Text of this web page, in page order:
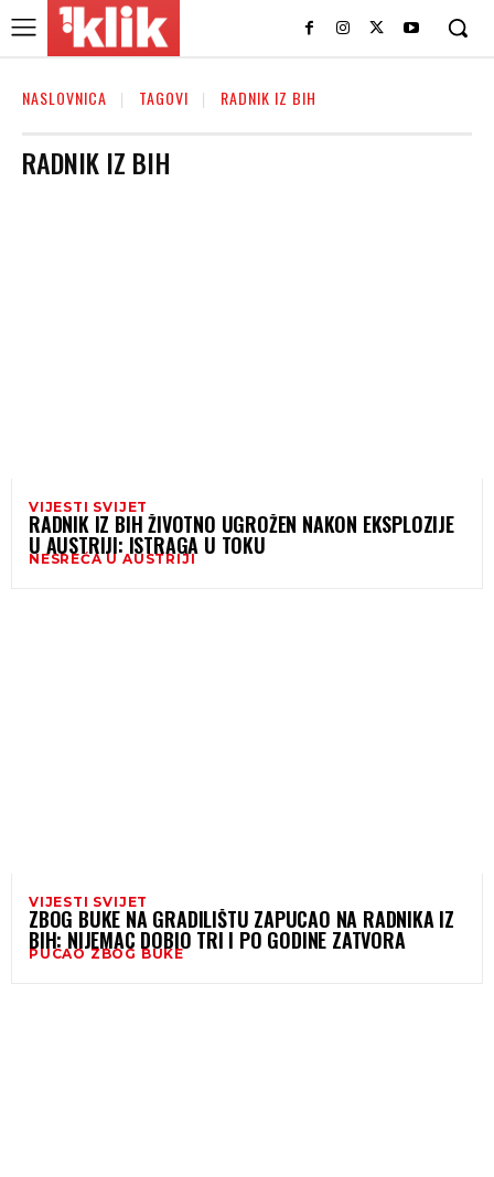
NASLOVNICA TAGOVI RADNIK IZ BIH
RADNIK IZ BIH
VIJESTI SVIJET
RADNIK IZ BIH ŽIVOTNO UGROŽEN NAKON EKSPLOZIJE
U AUSTRIJI: ISTRAGA U TOKU
NESREĆA U AUSTRIJI
VIJESTI SVIJET
ZBOG BUKE NA GRADILIŠTU ZAPUCAO NA RADNIKA IZ
BIH: NIJEMAC DOBIO TRI I PO GODINE ZATVORA
PUCAO ZBOG BUKE